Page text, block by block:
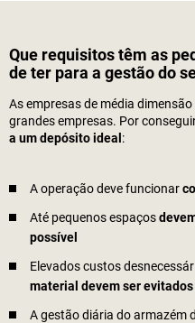
Que requisitos têm as
de ter para a gestão do
As empresas de média
grandes empresas. Por
a um depósito ideal :
A operação deve funcionar
Até pequenos espaços
possível
Elevados custos
material devem ser evitados
A gestão diária do armazém